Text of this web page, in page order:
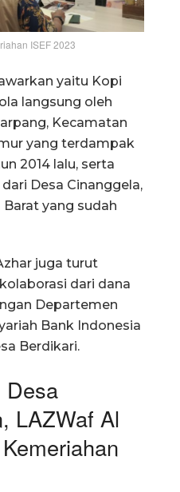
ISEF 2023
yaitu Kopi
langsung oleh
Kecamatan
yang terdampak
2014 lalu, serta
Desa Cinanggela,
Barat yang sudah
juga turut
dari dana
Departemen
Bank Indonesia
Berdikari.
Desa
LAZWaf Al